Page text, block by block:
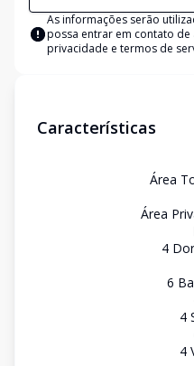
As informações serão
possa entrar em contato de
privacidade e termos de
Características
Área
Área
4
6
4
4